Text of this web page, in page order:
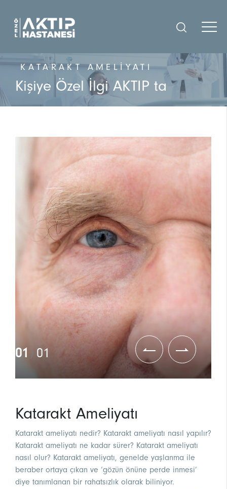
KATARAKT AMELIYATI
Kişiye Özel İlgi AKTIP ta
01 / 01
Katarakt Ameliyatı
Katarakt ameliyatı nedir? Katarakt ameliyatı nasıl yapılır?
Katarakt ameliyatı ne kadar sürer? Katarakt ameliyatı
nasıl olur? Katarakt ameliyatı, genelde yaşlanma ile
beraber ortaya çıkan ve ‘gözün önüne perde inmesi’
diye tanımlanan bir rahatsızlık olarak biliniyor.